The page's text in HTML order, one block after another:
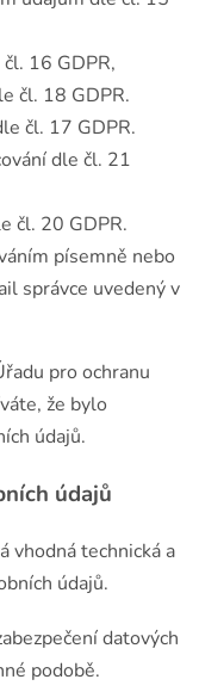
16 GDPR,
čl. 18 GDPR.
čl. 17 GDPR.
dle čl. 21
čl. 20 GDPR.
písemně nebo
správce uvedený v
pro ochranu
že bylo
údajů.
údajů
vhodná technická a
údajů.
datových
podobě.